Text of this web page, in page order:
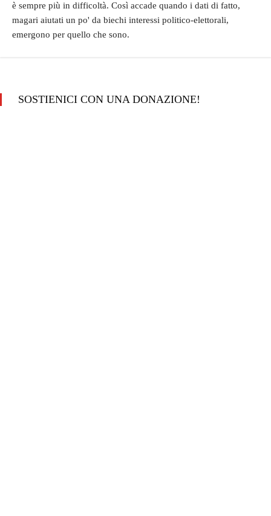
è sempre più in difficoltà. Così accade quando i dati di fatto,
magari aiutati un po' da biechi interessi politico-elettorali,
emergono per quello che sono.
SOSTIENICI CON UNA DONAZIONE!